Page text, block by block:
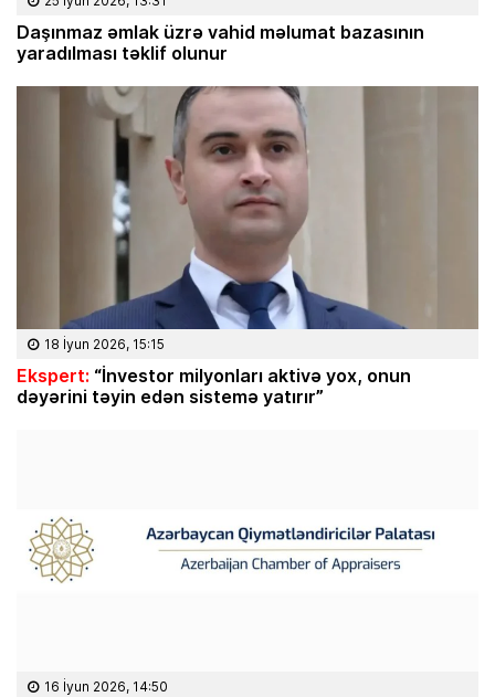
Daşınmaz əmlak üzrə vahid məlumat bazasının
yaradılması təklif olunur
18 İyun 2026, 15:15
Ekspert: “İnvestor milyonları aktivə yox, onun
dəyərini təyin edən sistemə yatırır”
16 İyun 2026, 14:50